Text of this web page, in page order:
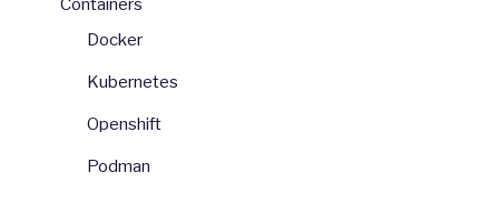
Containers
Docker
Kubernetes
Openshift
Podman